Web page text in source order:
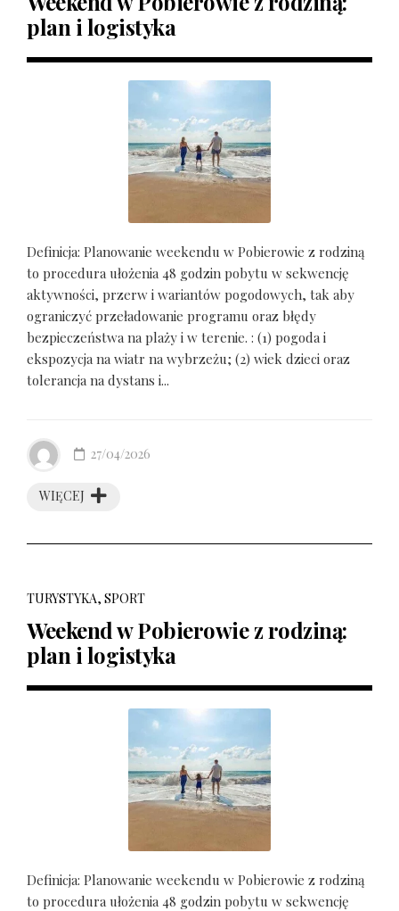
plan i logistyka
Definicja: Planowanie weekendu w Pobierowie z rodziną
to procedura ułożenia 48 godzin pobytu w sekwencję
aktywności, przerw i wariantów pogodowych, tak aby
ograniczyć przeładowanie programu oraz błędy
bezpieczeństwa na plaży i w terenie. : (1) pogoda i
ekspozycja na wiatr na wybrzeżu; (2) wiek dzieci oraz
tolerancja na dystans i...
WIĘCEJ
27/04/2026
TURYSTYKA, SPORT
Weekend w Pobierowie z rodziną:
plan i logistyka
Definicja: Planowanie weekendu w Pobierowie z rodziną
to procedura ułożenia 48 godzin pobytu w sekwencję